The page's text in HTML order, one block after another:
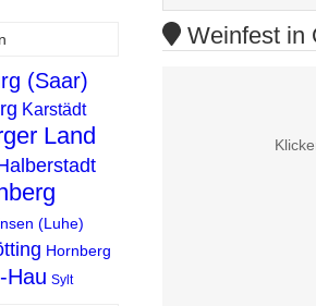
Weinfest in
(Saar)
Karstädt
Land
(Luhe)
Hornberg
Hau Sylt